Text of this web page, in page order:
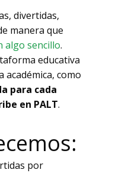
divertidas,
manera que
algo sencillo.
educativa
como
para cada
en PALT.
por